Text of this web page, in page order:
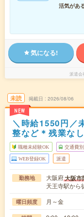
活気があ
気になる!
派遣会
未読
NEW
掲載日 2026/08/06
＼時給1550円／
整など＊残業なし
職種未経験OK 交通費
WEB登録OK 派遣
勤務地 大阪府大阪市
天王寺駅から
曜日頻度 月～金